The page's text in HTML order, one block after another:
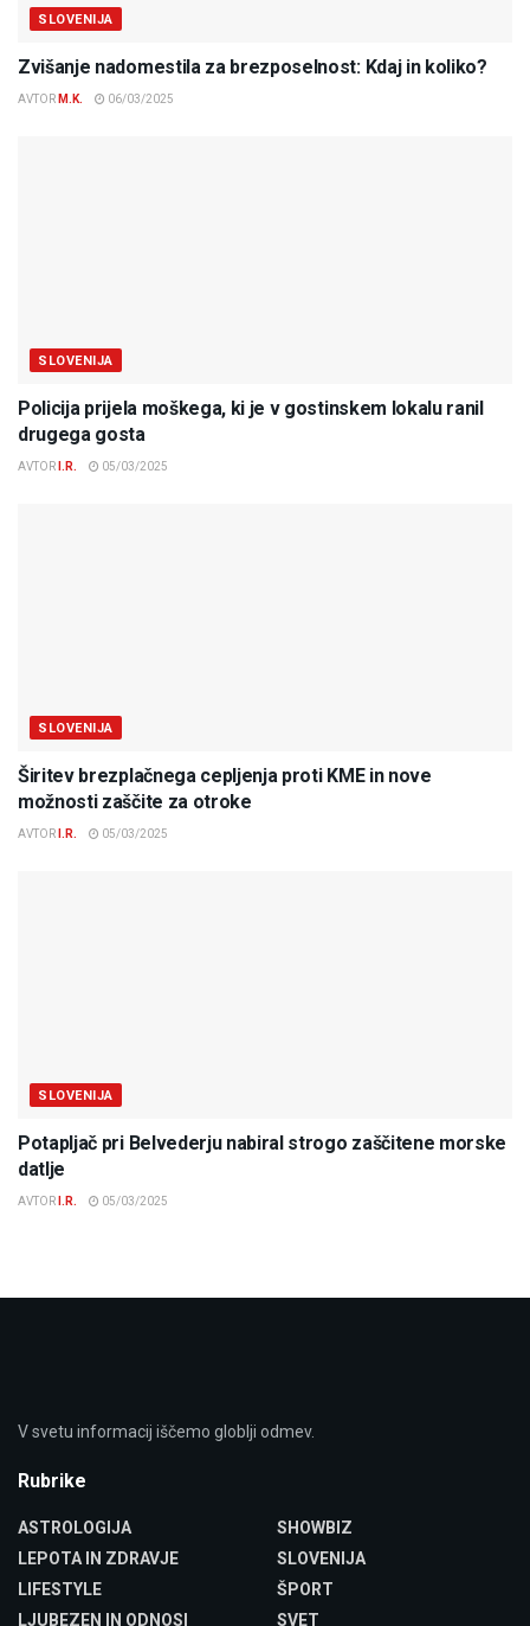
SLOVENIJA
Zvišanje nadomestila za brezposelnost: Kdaj in koliko?
AVTOR M.K. 06/03/2025
SLOVENIJA
Policija prijela moškega, ki je v gostinskem lokalu ranil
drugega gosta
AVTOR I.R. 05/03/2025
SLOVENIJA
Širitev brezplačnega cepljenja proti KME in nove
možnosti zaščite za otroke
AVTOR I.R. 05/03/2025
SLOVENIJA
Potapljač pri Belvederju nabiral strogo zaščitene morske
datlje
AVTOR I.R. 05/03/2025
V svetu informacij iščemo globlji odmev.
Rubrike
ASTROLOGIJA
LEPOTA IN ZDRAVJE
LIFESTYLE
LJUBEZEN IN ODNOSI
SHOWBIZ
SLOVENIJA
ŠPORT
SVET